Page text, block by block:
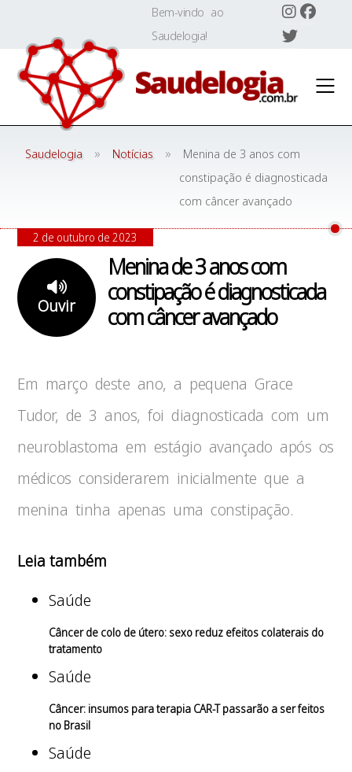
content
Bem-vindo ao
Saudelogia!
Saudelogia » Notícias »
Menina de 3 anos com
constipação é diagnosticada
com câncer avançado
Menina de 3 anos com
constipação é diagnosticada
com câncer avançado
Ouvir
2 de outubro de 2023
Em março deste ano, a pequena Grace
Tudor, de 3 anos, foi diagnosticada com um
neuroblastoma em estágio avançado após os
médicos considerarem inicialmente que a
menina tinha apenas uma constipação.
Leia também
Saúde
Câncer de colo de útero: sexo reduz efeitos colaterais do
tratamento
Saúde
Câncer: insumos para terapia CAR-T passarão a ser feitos
no Brasil
Saúde